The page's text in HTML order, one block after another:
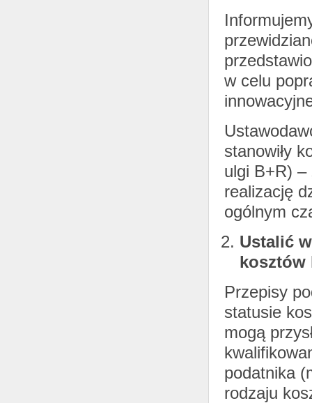
w celu
stanowiły
ulgi B+R) –
realizację
ogólnym
Ustalić
kosztów
Przepisy
statusie
mogą
podatnika
rodzaju